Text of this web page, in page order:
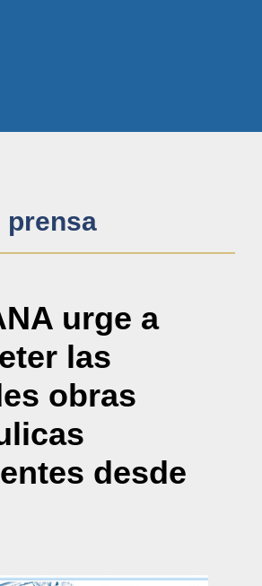
prensa
urge a
las
obras
desde